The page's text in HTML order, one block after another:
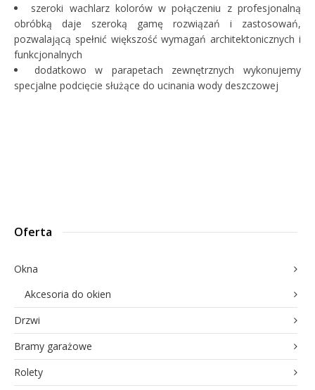
szeroki wachlarz kolorów w połączeniu z profesjonalną
obróbką daje szeroką gamę rozwiązań i zastosowań,
pozwalającą spełnić większość wymagań architektonicznych i
funkcjonalnych
dodatkowo w parapetach zewnętrznych wykonujemy
specjalne podcięcie służące do ucinania wody deszczowej
Oferta
Okna
Akcesoria do okien
Drzwi
Bramy garażowe
Rolety